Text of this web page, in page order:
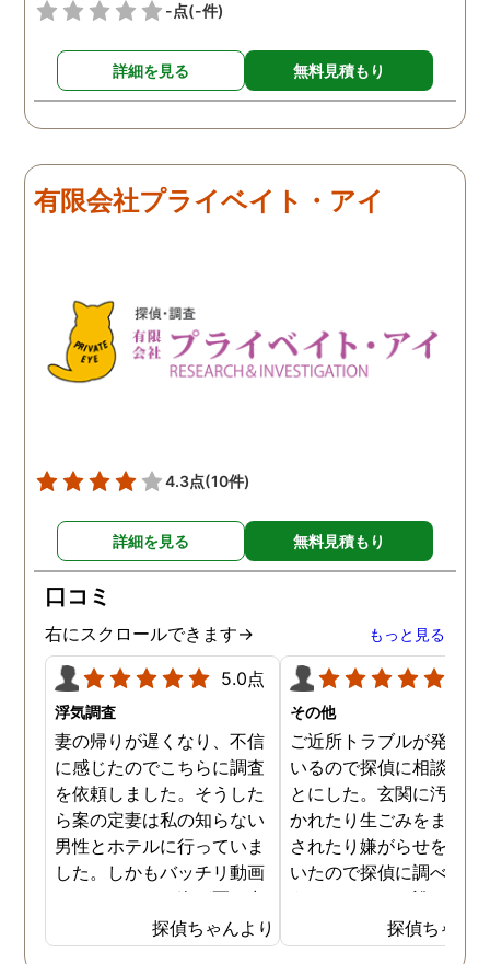
-点(-件)
詳細を見る 無料見積もり
有限会社プライベイト・アイ
4.3点(10件)
詳細を見る 無料見積もり
口コミ
右にスクロールできます→ もっと見る
5.0点
浮気調査
妻の帰りが遅くなり、不信
に感じたのでこちらに調査
を依頼しました。そうした
ら案の定妻は私の知らない
男性とホテルに行っていま
した。しかもバッチリ動画
でキスしている姿が写し出
されていました。本当にシ
ョックでしたが、これでス
探偵ちゃんより
その他
ご近所トラブルが発生し
いるので探偵に相談する
とにした。玄関に汚物を
かれたり生ごみをまき散
されたり嫌がらせを受け
いたので探偵に調べても
うことにした。誰がやっ
いるのか何が原因なのか
べてもらうと隣の奥さん
探偵ちゃん